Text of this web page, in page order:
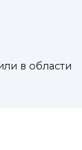
в области